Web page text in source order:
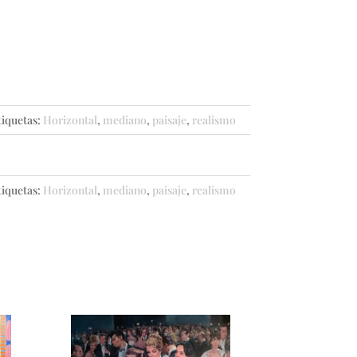
Horizontal, mediano, paisaje, realismo
Horizontal, mediano, paisaje, realismo